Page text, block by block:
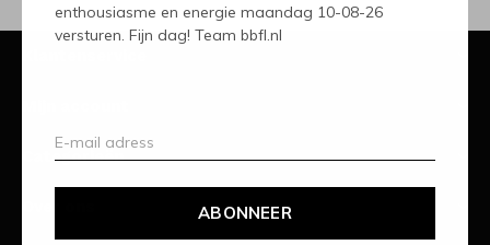
enthousiasme en energie maandag 10-08-26
versturen. Fijn dag! Team bbfl.nl
ABONNEER
Categorieën